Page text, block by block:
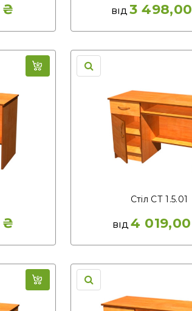
₴ ВІД3 498,00
₴
Стіл СТ 1.5.01
ВІД4 019,00